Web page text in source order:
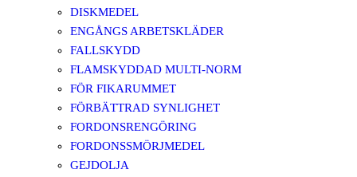
DISKMEDEL
ENGÅNGS ARBETSKLÄDER
FALLSKYDD
FLAMSKYDDAD MULTI-NORM
FÖR FIKARUMMET
FÖRBÄTTRAD SYNLIGHET
FORDONSRENGÖRING
FORDONSSMÖRJMEDEL
GEJDOLJA